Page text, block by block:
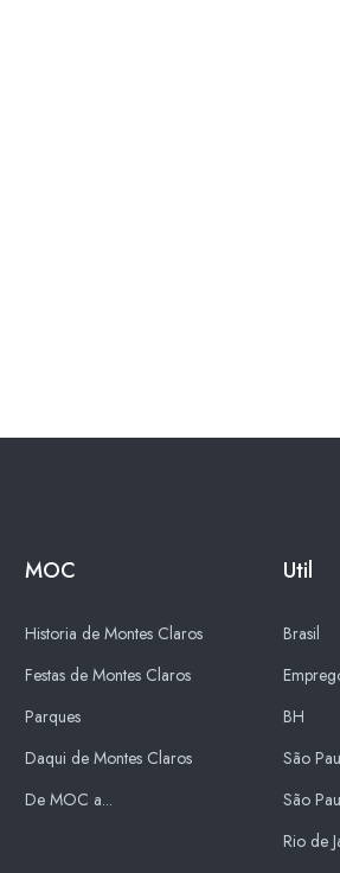
MOC
Historia de Montes Claros
Festas de Montes Claros
Parques
Daqui de Montes Claros
De MOC a...
Util
Brasil
BH
São
São
Rio de